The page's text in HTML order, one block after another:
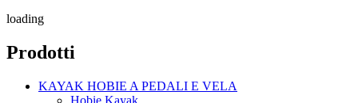
loading
Prodotti
KAYAK HOBIE A PEDALI E VELA
Hobie Kayak